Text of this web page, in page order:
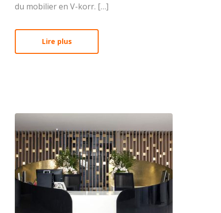
du mobilier en V-korr. […]
Lire plus